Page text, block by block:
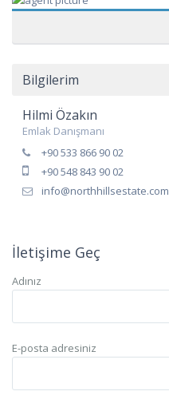
Bilgilerim
Hilmi Özakın
Emlak Danışmanı
+90 533 866 90 02
+90 548 843 90 02
info@northhillsestate.com
İletişime Geç
Adınız
E-posta adresiniz